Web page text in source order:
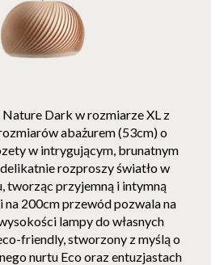
Nature Dark w rozmiarze XL z
abażurem (53cm) o
w intrygującym, brunatnym
rozproszy światło w
tworząc przyjemną i intymną
na 200cm przewód pozwala na
lampy do własnych
friendly, stworzony z myślą o
nurtu Eco oraz entuzjastach